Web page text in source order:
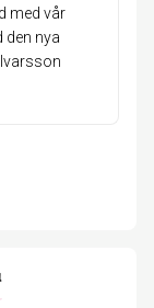
med vår
den nya